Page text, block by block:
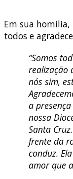
Em sua
todos e
“Somos
realização
nós sim,
a
nossa
Santa
frente da
conduz.
amor que